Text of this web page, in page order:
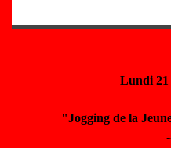
Lundi 21
"Jogging de la